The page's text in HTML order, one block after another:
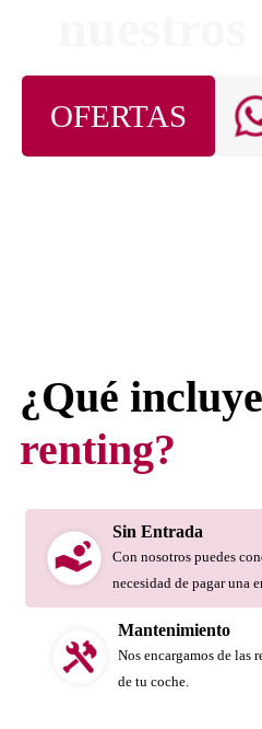
OFERTAS
¿Qué
renting?
Sin Entrada
Con nosotros puedes
necesidad de pagar una
Mantenimiento
Nos encargamos de las
de tu coche.